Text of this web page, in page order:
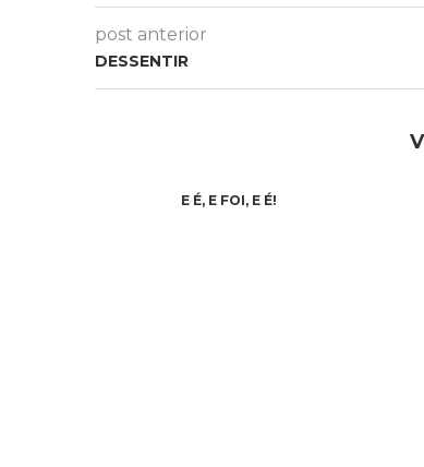
post anterior
DESSENTIR
E É, E FOI, E É!